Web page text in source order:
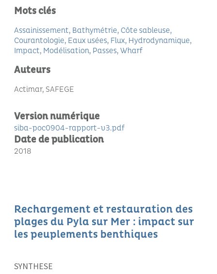
Mots clés
Assainissement Bathymétrie Côte sableuse
Courantologie Eaux usées Flux Hydrodynamique
Impact Modélisation Passes Wharf
Auteurs
Actimar, SAFEGE
Version numérique
siba-poc0904-rapport-v3.pdf
Date de publication
2018
Rechargement et restauration des
plages du Pyla sur Mer : impact sur
les peuplements benthiques
SYNTHESE